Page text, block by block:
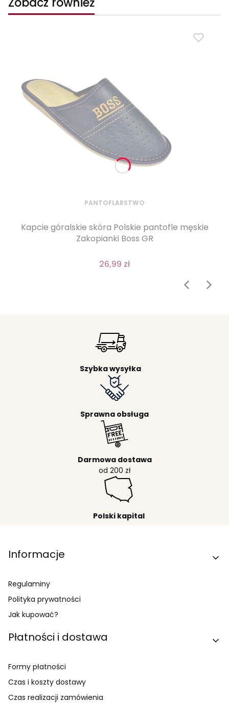
PANTOFLARSTWO
Kapcie góralskie skóra Polskie pantofle męskie
Zakopianki Boss GR
26,99 zł
Szybka wysyłka
Sprawna obsługa
Darmowa dostawa
od 200 zł
Polski kapital
Linki w stopce
Informacje
Regulaminy
Polityka prywatności
Jak kupować?
Płatności i dostawa
Formy płatności
Czas i koszty dostawy
Czas realizacji zamówienia